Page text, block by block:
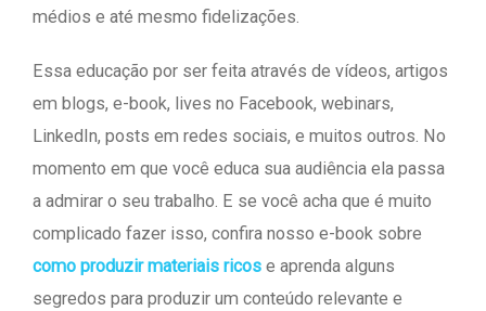
médios e até mesmo fidelizações.
Essa educação por ser feita através de vídeos, artigos
em blogs, e-book, lives no Facebook, webinars,
LinkedIn, posts em redes sociais, e muitos outros. No
momento em que você educa sua audiência ela passa
a admirar o seu trabalho. E se você acha que é muito
complicado fazer isso, confira nosso e-book sobre
como produzir materiais ricos e aprenda alguns
segredos para produzir um conteúdo relevante e